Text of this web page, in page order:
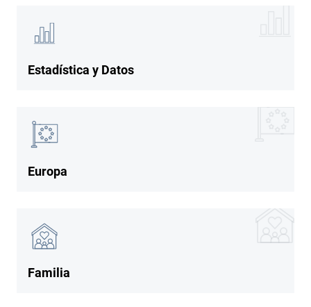
Imagen
Estadística y Datos
Imagen
Imagen
Europa
Imagen
Imagen
Familia
Imagen